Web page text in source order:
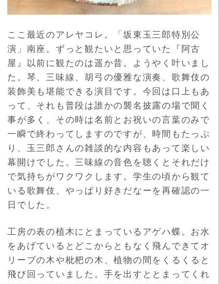
ここ最近のアレヤコレ。「坂東玉三郎特別公
演」南座。ずっと観たいと思っていた『阿古
屋』以前に観たのは遥か昔。ようやく叶いまし
た。琴、三味線、胡弓の優雅な演奏、歌舞伎の
装飾美も堪能できる演目です。今回は口上もあ
って、それも普段は誰かの襲名披露の場で聞く
事が多く、その時は名前とお祝いの言葉のみで
一瞬で終わってしますのですが、時間もたっぷ
り、玉三郎さんの雑談的な内容もあって楽しい
幕開けでした。三味線の音色を聴くとそれだけ
で気持ちがワクワクします。学生の頃から観て
いる歌舞伎、やっぱり好きだなーを再確認の一
日でした。
工房の表の植木にとまっているアゲハ蝶。お水
をあげているとどこからともなく飛んできてオ
リーブの木や枇杷の木、植物の間をくるくると
飛び回っていました。手を出すととまってくれ